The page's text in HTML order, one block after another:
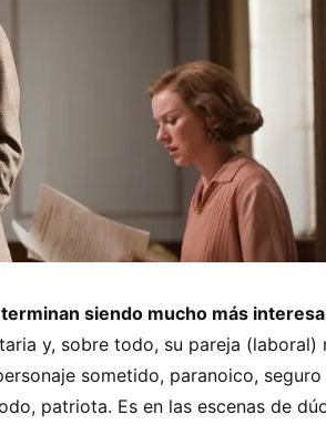
siendo mucho más
y, sobre todo, su pareja (laboral)
sometido, paranoico, seguro
patriota. Es en las escenas de